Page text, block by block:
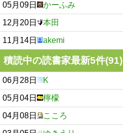
05月09日 かーふみ
12月20日 本田
11月14日 akemi
積読中の読書家最新5件(91)
06月28日 K
05月04日 檸檬
04月08日 こころ